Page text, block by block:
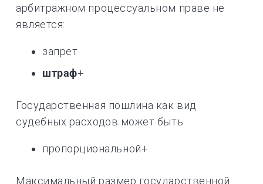
арбитражном процессуальном праве не
является:
запрет
штраф+
Государственная пошлина как вид
судебных расходов может быть:
пропорциональной+
Максимальный размер государственной